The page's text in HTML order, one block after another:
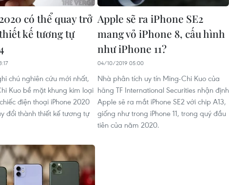
có thể quay trở
kế tương tự
chú nghiên cứu mới nhất,
Kuo bề mặt khung kim loại
điện thoại iPhone 2020
đổi thành thiết kế tương tự
Apple sẽ ra iPhone SE2
mang vỏ iPhone 8, cấu hình
như iPhone 11?
04/10/2019 05:00
Nhà phân tích uy tín Ming-Chi Kuo của
hãng TF International Securities nhận định
Apple sẽ ra mắt iPhone SE2 với chip A13,
giống như trong iPhone 11, trong quý đầu
tiên của năm 2020.